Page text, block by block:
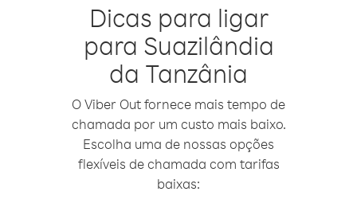
Dicas para ligar
para Suazilândia
da Tanzânia
O Viber Out fornece mais tempo de
chamada por um custo mais baixo.
Escolha uma de nossas opções
flexíveis de chamada com tarifas
baixas: